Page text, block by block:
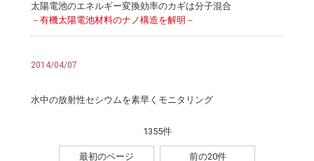
太陽電池のエネルギー変換効率のカギは分子混合
－有機太陽電池材料のナノ構造を解明－
2014/04/07
水中の放射性セシウムを素早くモニタリング
1355件
最初のページ 前の20件